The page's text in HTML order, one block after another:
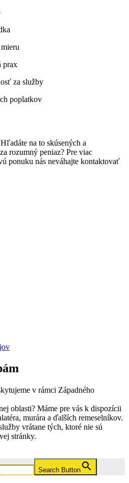
prax
za služby
poplatkov
na to skúsených a
rozumný peniaz? Pre viac
ponuku nás neváhajte kontaktovať
v rámci Západného
oblasti? Máme pre vás k dispozícii
murára a ďalších remeselníkov.
vrátane tých, ktoré nie sú
stránky.
Search Button